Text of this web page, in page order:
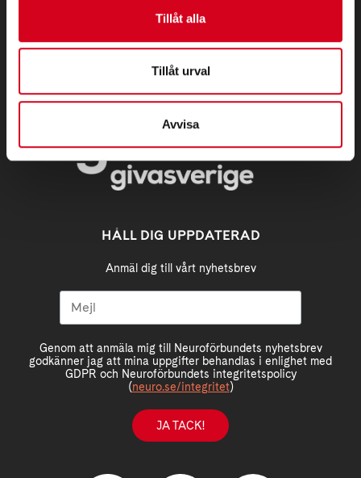
Tillåt alla
Tillåt urval
Avvisa
HÅLL DIG UPPDATERAD
Anmäl dig till vårt nyhetsbrev
Genom att anmäla mig till Neuroförbundets nyhetsbrev
godkänner jag att mina uppgifter behandlas i enlighet med
GDPR och Neuroförbundets integritetspolicy
(neuro.se/integritet)
JA TACK!